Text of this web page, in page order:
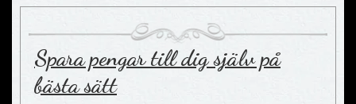
Spara pengar till dig själv på
bästa sätt